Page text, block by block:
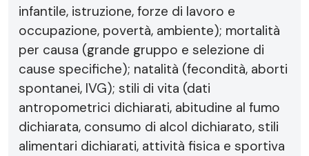
infantile, istruzione, forze di lavoro e
occupazione, povertà, ambiente); mortalità
per causa (grande gruppo e selezione di
cause specifiche); natalità (fecondità, aborti
spontanei, IVG); stili di vita (dati
antropometrici dichiarati, abitudine al fumo
dichiarata, consumo di alcol dichiarato, stili
alimentari dichiarati, attività fisica e sportiva